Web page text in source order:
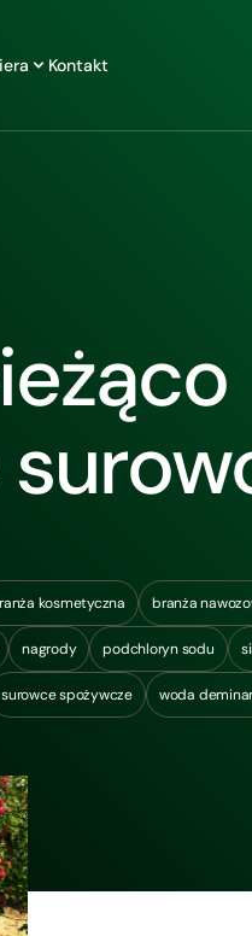
Kontakt
kosmetyczna branża
nagrody podchloryn sodu
surowce spożywcze woda